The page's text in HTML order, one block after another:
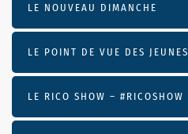
LE NOUVEAU DIMANCHE
LE POINT DE VUE DES JEUNES
LE RICO SHOW – #RICOSHOW